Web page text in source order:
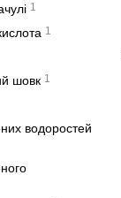
1
1
шовк 1
водоростей